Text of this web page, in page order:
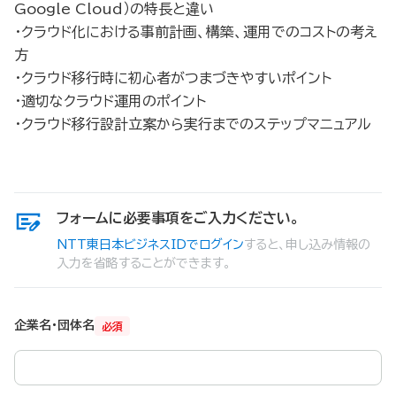
Google Cloud）の特長と違い
・クラウド化における事前計画、構築、運用でのコストの考え
方
・クラウド移行時に初心者がつまづきやすいポイント
・適切なクラウド運用のポイント
・クラウド移行設計立案から実行までのステップマニュアル
フォームに必要事項をご入力ください。
NTT東日本ビジネスIDでログインすると、申し込み情報の
入力を省略することができます。
必須
企業名・団体名